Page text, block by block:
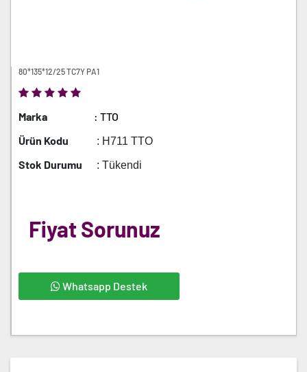
80*135*12/25 TC7Y PA1
Marka
: TTO
Ürün Kodu
: H711 TTO
Stok Durumu : Tükendi
Fiyat Sorunuz
Whatsapp Destek